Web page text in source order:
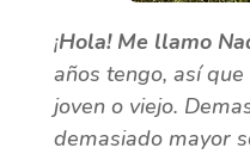
¡Hola! Me llamo
años tengo, así
joven o viejo.
demasiado mayor